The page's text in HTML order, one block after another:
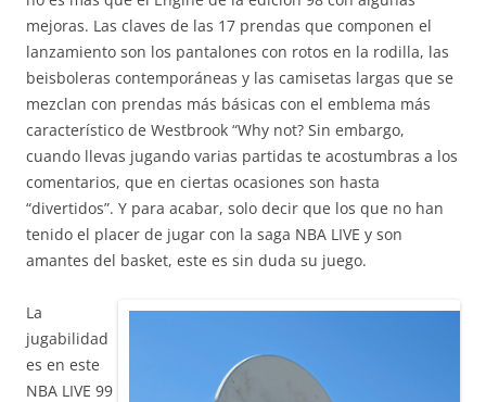
mejoras. Las claves de las 17 prendas que componen el
lanzamiento son los pantalones con rotos en la rodilla, las
beisboleras contemporáneas y las camisetas largas que se
mezclan con prendas más básicas con el emblema más
característico de Westbrook “Why not? Sin embargo,
cuando llevas jugando varias partidas te acostumbras a los
comentarios, que en ciertas ocasiones son hasta
“divertidos”. Y para acabar, solo decir que los que no han
tenido el placer de jugar con la saga NBA LIVE y son
amantes del basket, este es sin duda su juego.
La
jugabilidad
es en este
NBA LIVE 99